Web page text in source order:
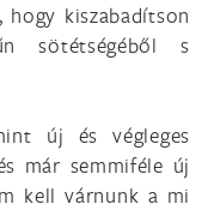
kiszabadítson
sötétségéből s
új és végleges
már semmiféle új
kell várnunk a mi